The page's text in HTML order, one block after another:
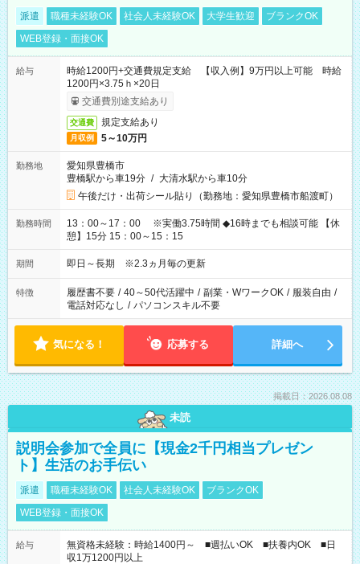
派遣 職種未経験OK 社会人未経験OK 大学生歓迎
ブランクOK
WEB登録・面接OK
給与
時給1200円+交通費規定支給 【収入例】9万円以上可能 時給
1200円×3.75ｈ×20日
交通費別途支給あり
交通費 規定支給あり
月収例 5～10万円
勤務地
愛知県豊橋市
豊橋駅から車19分 / 大清水駅から車10分
午後だけ・出荷シール貼り（勤務地：愛知県豊橋市船渡町）
勤務時間
13：00～17：00 ※実働3.75時間 ◆16時までも相談可能 【休
憩】15分 15：00～15：15
期間 即日～長期 ※2.3ヵ月毎の更新
特徴 履歴書不要 / 40～50代活躍中 / 副業・WワークOK / 服装自由 /
電話対応なし / パソコンスキル不要
気になる！ 応募する 詳細へ
掲載日：2026.08.08
未読
説明会参加で全員に【現金2千円相当プレゼン
ト】生活のお手伝い
派遣 職種未経験OK 社会人未経験OK
ブランクOK
WEB登録・面接OK
給与
無資格未経験：時給1400円～ ■週払いOK ■扶養内OK ■日
収1万1200円以上